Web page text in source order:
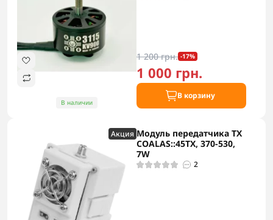
В наличии
1 200 грн. -17%
1 000 грн.
В корзину
Акция Модуль передатчика TX
COALAS::45TX, 370-530,
7W
2